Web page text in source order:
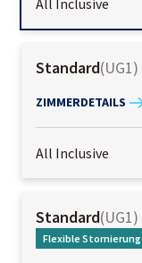
Standard(UG1)
ZIMMERDETAILS
All Inclusive
Standard(UG1)
Flexible